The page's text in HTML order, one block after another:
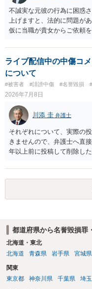
不誠実な元彼の行為に困惑
上げますと、法的に問題が
仮に当職が貴女からご依頼
す。 文書偽造の事実を当該
していたことを伝えるのと
ないことですが、それを別
たくない相手である夫）に
（プライバシー権侵害の問
ライブ配信中の中傷コ
について
#被害者 #誹謗中傷 #名誉毀損
2026年7月8日
川添 圭 弁護士
それぞれについて、実際の
きませんので、弁護士へ直
年以上前に投稿して削除し
毀損の可能性がありますが
す。 「私が学生時代にいじ
利侵害とは言い難いところ
た、といった意味であれば
都道府県から名誉毀損罪
北海道・東北
北海道
青森県 岩手県 宮城県
関東
東京都
神奈川県 千葉県 埼